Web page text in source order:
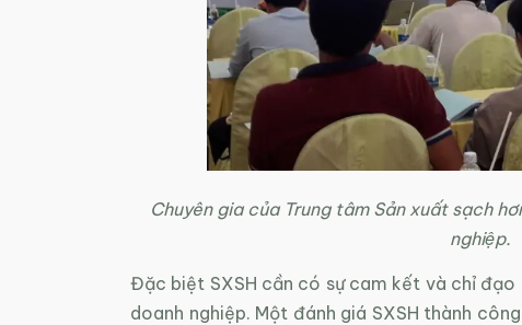
Chuyên gia của Trung tâm Sản xuất sạch
nghiệp.
Đặc biệt SXSH cần có sự cam kết và chỉ
doanh nghiệp. Một đánh giá SXSH thành